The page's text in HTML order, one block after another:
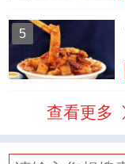
5
查看更多